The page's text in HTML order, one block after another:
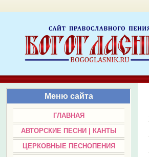
Меню сайта
ГЛАВНАЯ
АВТОРСКИЕ ПЕСНИ | КАНТЫ
ЦЕРКОВНЫЕ ПЕСНОПЕНИЯ